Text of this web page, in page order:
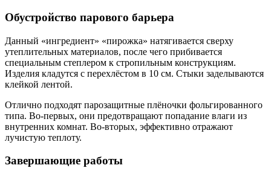
Обустройство парового барьера
Данный «ингредиент» «пирожка» натягивается сверху
утеплительных материалов, после чего прибивается
специальным степлером к стропильным конструкциям.
Изделия кладутся с перехлёстом в 10 см. Стыки заделываются
клейкой лентой.
Отлично подходят парозащитные плёночки фольгированного
типа. Во-первых, они предотвращают попадание влаги из
внутренних комнат. Во-вторых, эффективно отражают
лучистую теплоту.
Завершающие работы